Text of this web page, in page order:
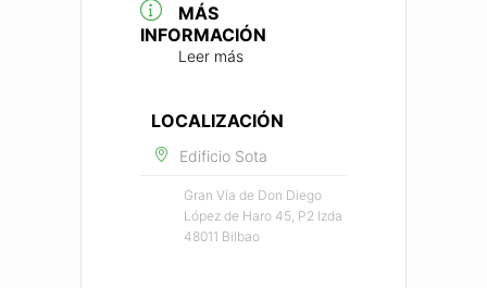
MÁS
INFORMACIÓN
Leer más
LOCALIZACIÓN
Edificio Sota
Gran Vía de Don Diego
López de Haro 45, P2 lzda
48011 Bilbao